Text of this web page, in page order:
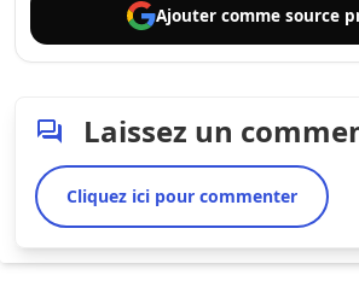
Ajouter comme source
Laissez un
Cliquez ici pour commenter